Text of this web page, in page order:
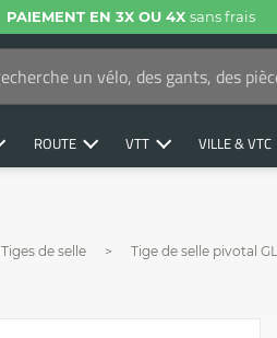
PAIEMENT EN 3X OU 4Xsans frais
ROUTE VTT VILLE & VTC
Tiges de selle Tige de selle pivotal